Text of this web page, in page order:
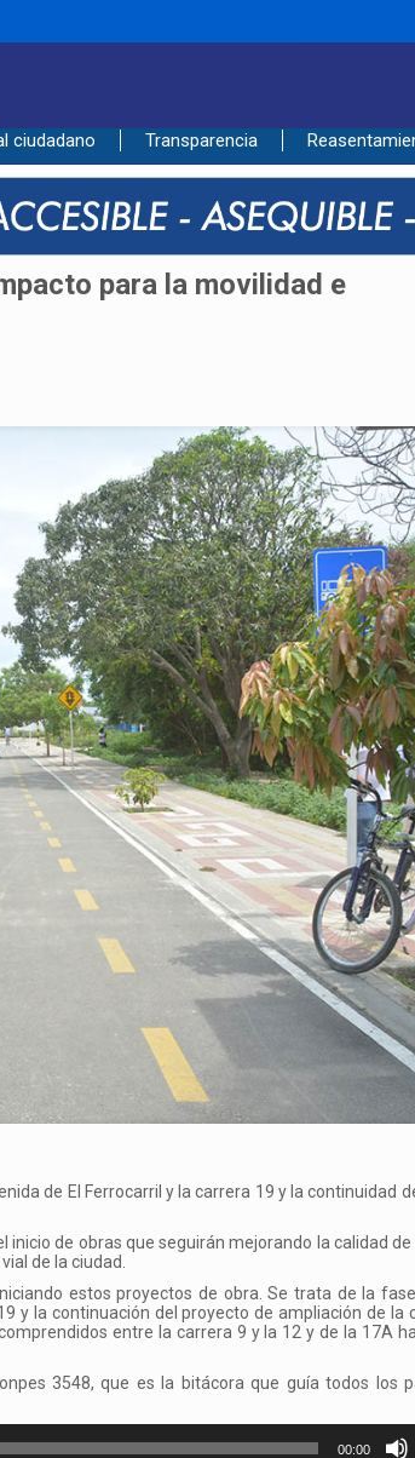
ciudadano Transparencia
para la movilidad e
de El Ferrocarril y la carrera 19 y la continuidad
de obras que seguirán mejorando la calidad de
de la ciudad.
estos proyectos de obra. Se trata de la
y la continuación del proyecto de ampliación de la
entre la carrera 9 y la 12 y de la 17A
3548, que es la bitácora que guía todos los
00:00